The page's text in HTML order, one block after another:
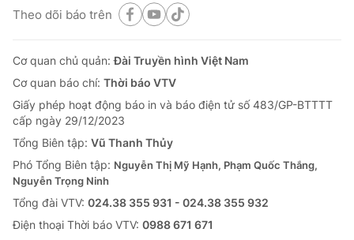
Giải sao mai
Âm nhạc
Du lịch
Làm đẹp
Chất lượng cuộc sống
Tuyển sinh
Học trực tuyến
Công nghệ
Hitech Công nghệ tương lai
Sản phẩm
Thị trường
Tư vấn
Giao lưu trực tuyến
Lịch phát sóng
Chuyên mục khác
Theo dõi báo trên
Cơ quan chủ quản:Đài Truyền hình Việt Nam
Cơ quan báo chí: Thời báo VTV
Giấy phép hoạt động báo in và báo điện tử số 483/GP-BTTTT
cấp ngày 29/12/2023
Tổng Biên tập: Vũ Thanh Thủy
Phó Tổng Biên tập: Nguyễn Thị Mỹ Hạnh, Phạm Quốc Thắng,
Nguyễn Trọng Ninh
Tổng đài VTV: 024.38 355 931 - 024.38 355 932
Ðiện thoại Thời báo VTV: 0988 671 671